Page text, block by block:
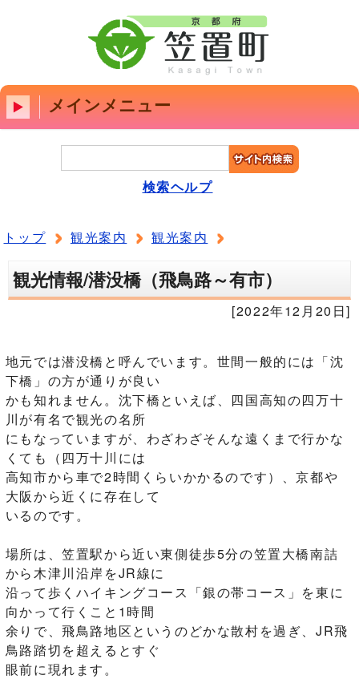
メインメニュー
検索ヘルプ
トップ 観光案内 観光案内
観光情報/潜没橋（飛鳥路～有市）
[2022年12月20日]
地元では潜没橋と呼んでいます。世間一般的には「沈
下橋」の方が通りが良い
かも知れません。沈下橋といえば、四国高知の四万十
川が有名で観光の名所
にもなっていますが、わざわざそんな遠くまで行かな
くても（四万十川には
高知市から車で2時間くらいかかるのです）、京都や
大阪から近くに存在して
いるのです。
場所は、笠置駅から近い東側徒歩5分の笠置大橋南詰
から木津川沿岸をJR線に
沿って歩くハイキングコース「銀の帯コース」を東に
向かって行くこと1時間
余りで、飛鳥路地区というのどかな散村を過ぎ、JR飛
鳥路踏切を超えるとすぐ
眼前に現れます。